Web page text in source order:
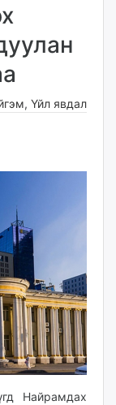
, Үйл явдал
Найрамдах